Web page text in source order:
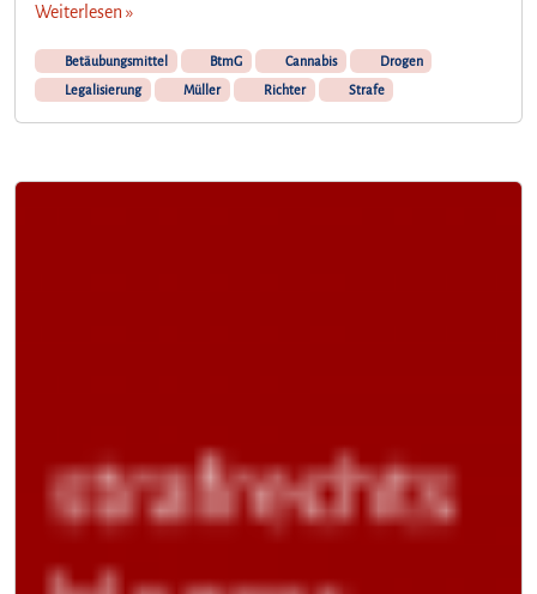
Weiterlesen »
Betäubungsmittel BtmG Cannabis
Drogen
Legalisierung
Müller Richter Strafe